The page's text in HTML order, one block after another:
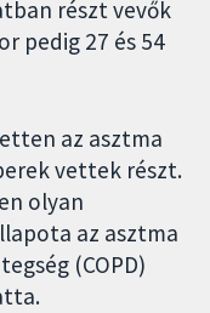
részt vevők
pedig 27 és 54
az asztma
vettek részt.
olyan
az asztma
(COPD)